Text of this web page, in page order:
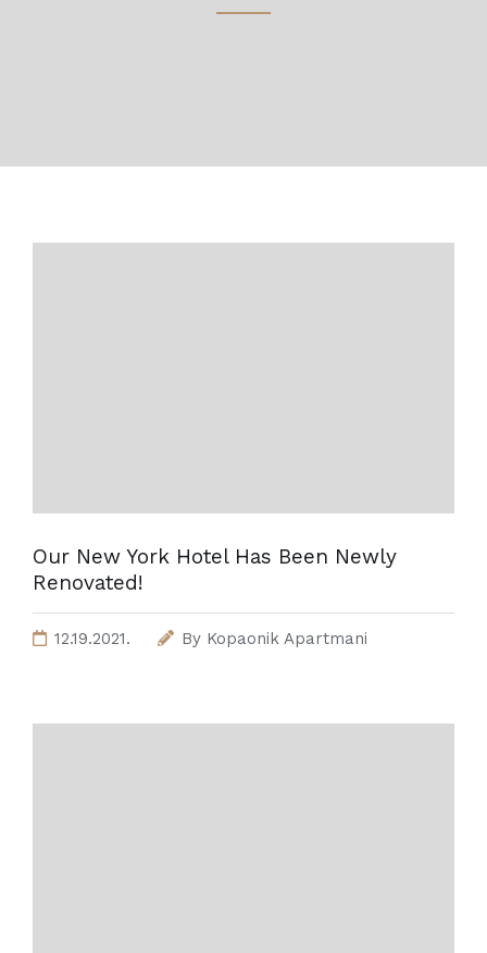
Our New York Hotel Has Been Newly
Renovated!
12.19.2021. By Kopaonik Apartmani